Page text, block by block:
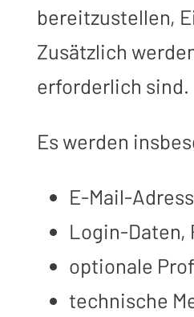
bereitzustellen,
Zusätzlich
erforderlich sind.
Es werden
E-Mail-
Login-Daten,
optionale
technische